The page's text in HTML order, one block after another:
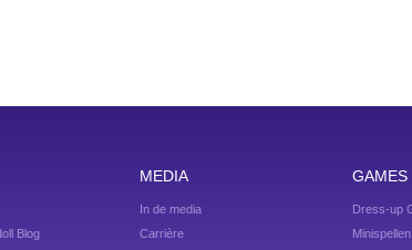
Blog
MEDIA
In de media
Carrière
GAMES
Dress-up
Minispellen